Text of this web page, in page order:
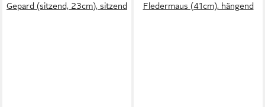
Gepard (sitzend, 23cm), sitzend
Fledermaus (41cm), hängend